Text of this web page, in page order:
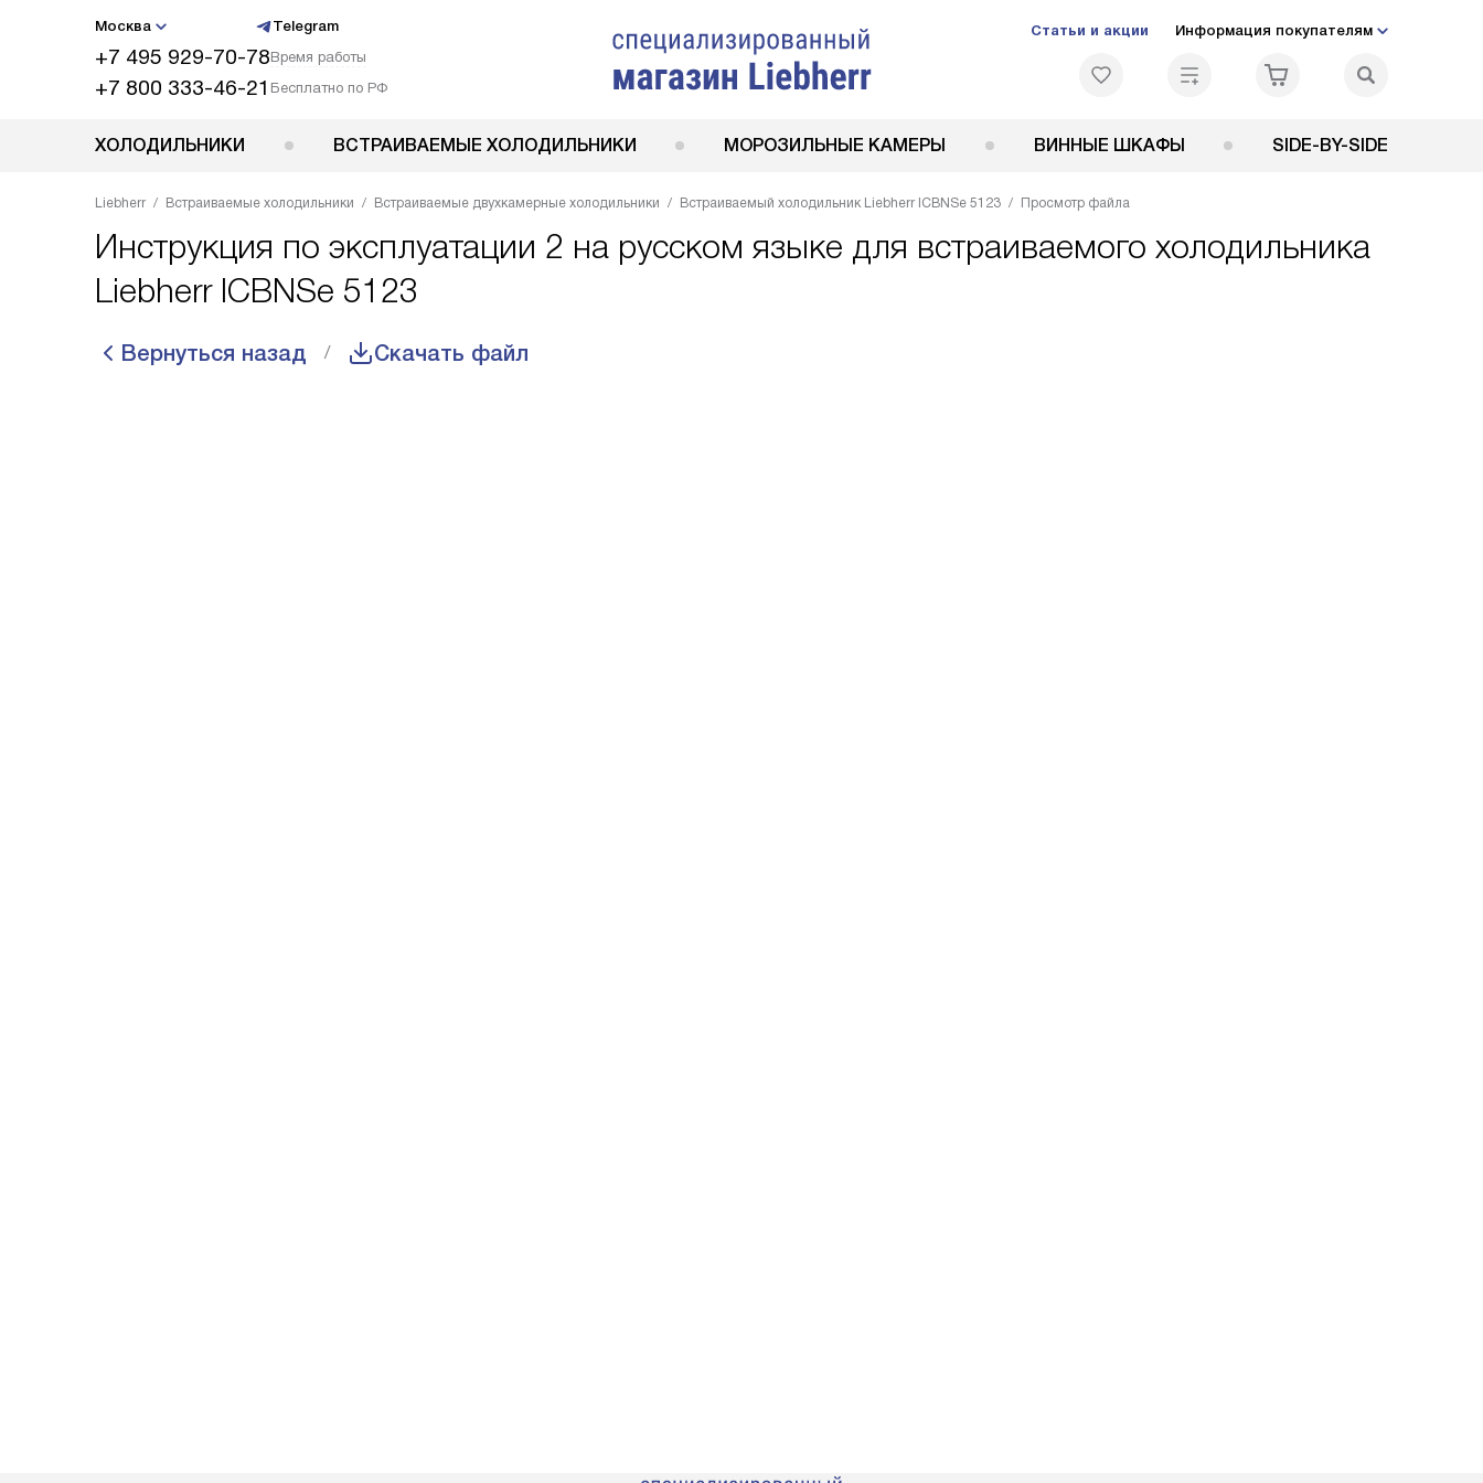
Москва Telegram
+7 495 929-70-78Время работы
+7 800 333-46-21 Бесплатно по РФ
Статьи и акции Информация покупателям
ХОЛОДИЛЬНИКИ ВСТРАИВАЕМЫЕ ХОЛОДИЛЬНИКИ МОРОЗИЛЬНЫЕ КАМЕРЫ ВИННЫЕ ШКАФЫ SIDE-BY-SIDE
Liebherr Встраиваемые холодильники Встраиваемые двухкамерные холодильники Встраиваемый холодильник Liebherr ICBNSe 5123 Просмотр файла
Инструкция по эксплуатации 2 на русском языке для встраиваемого холодильника
Liebherr ICBNSe 5123
Вернуться назад Скачать файл